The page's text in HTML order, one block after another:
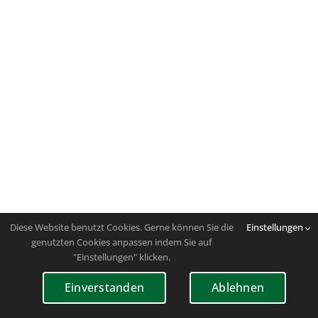
Diese Website benutzt Cookies. Gerne können Sie die
genutzten Cookies anpassen indem Sie auf
"Einstellungen" klicken.
Einstellungen
Einverstanden Ablehnen